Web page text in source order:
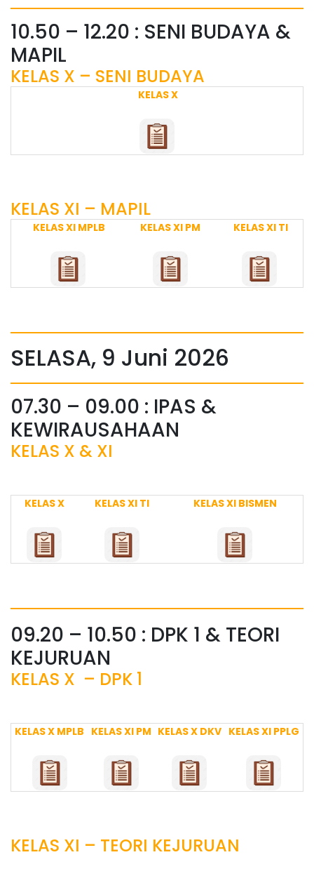
10.50 – 12.20 : SENI BUDAYA &
MAPIL
KELAS X – SENI BUDAYA
KELAS X
KELAS XI – MAPIL
KELAS XI MPLB KELAS XI PM KELAS XI TI
SELASA, 9 Juni 2026
07.30 – 09.00 : IPAS &
KEWIRAUSAHAAN
KELAS X & XI
KELAS X KELAS XI TI KELAS XI BISMEN
09.20 – 10.50 : DPK 1 & TEORI
KEJURUAN
KELAS X – DPK 1
KELAS X MPLB KELAS XI PM KELAS X DKV KELAS XI PPLG
KELAS XI – TEORI KEJURUAN